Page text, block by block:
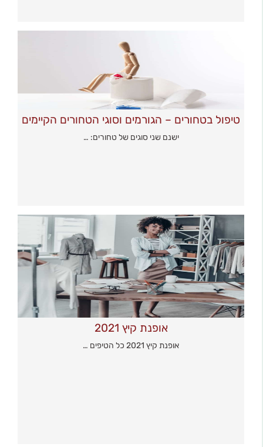
טיפול בטחורים – הגורמים וסוגי הטחורים הקיימים
ישנם שני סוגים של טחורים: …
אופנת קיץ 2021
אופנת קיץ 2021 כל הטיפים …